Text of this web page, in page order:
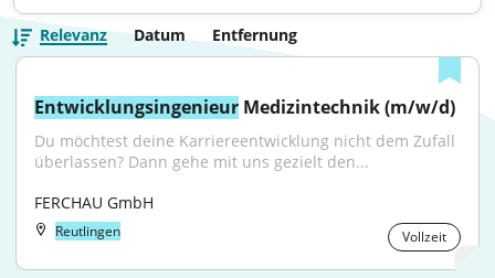
Relevanz Datum Entfernung
Entwicklungsingenieur Medizintechnik (m/w/d)
Du möchtest deine Karriereentwicklung nicht dem Zufall
überlassen? Dann gehe mit uns gezielt den...
FERCHAU GmbH
Reutlingen Vollzeit